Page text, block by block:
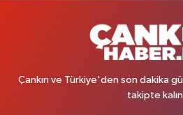
Çankırı ve Türkiye'den son dakika
takipte